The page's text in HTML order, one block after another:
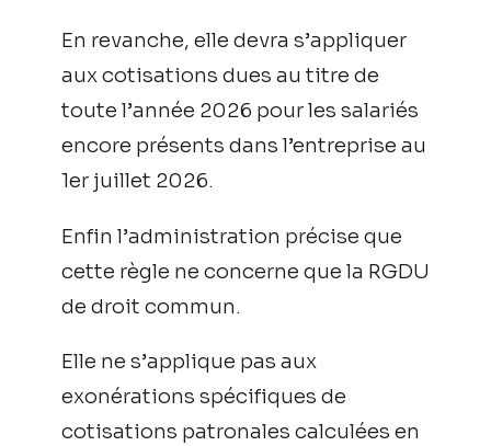
En revanche, elle devra s’appliquer
aux cotisations dues au titre de
toute l’année 2026 pour les salariés
encore présents dans l’entreprise au
1er juillet 2026.
Enfin l’administration précise que
cette règle ne concerne que la RGDU
de droit commun.
Elle ne s’applique pas aux
exonérations spécifiques de
cotisations patronales calculées en